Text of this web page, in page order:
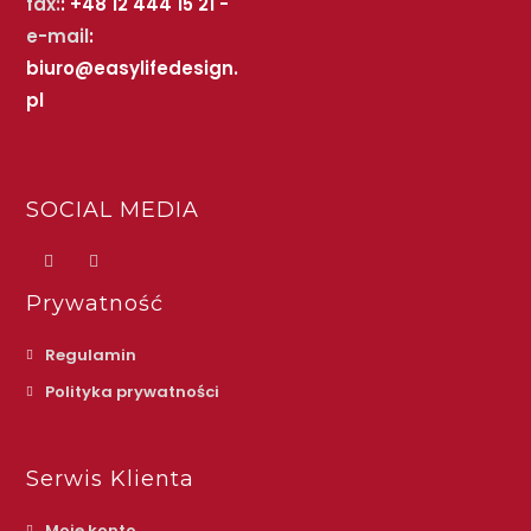
e-mail:
biuro@easylifedesign.
pl
SOCIAL MEDIA
Prywatność
Regulamin
Polityka prywatności
Serwis Klienta